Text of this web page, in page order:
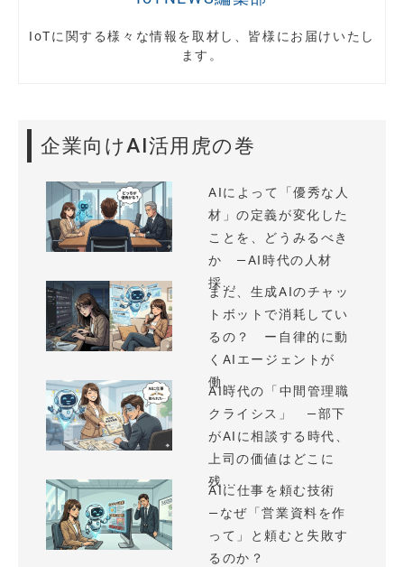
IoTに関する様々な情報を取材し、皆様にお届けいたし
ます。
企業向けAI活用虎の巻
AIによって「優秀な人
材」の定義が変化した
ことを、どうみるべき
か —AI時代の人材
採...
まだ、生成AIのチャッ
トボットで消耗してい
るの？ ー自律的に動
くAIエージェントが
働...
AI時代の「中間管理職
クライシス」 —部下
がAIに相談する時代、
上司の価値はどこに
残...
AIに仕事を頼む技術
—なぜ「営業資料を作
って」と頼むと失敗す
るのか？